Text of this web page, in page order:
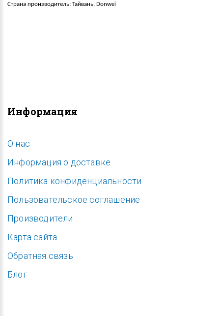
Страна производитель: Тайвань, Donwei
Информация
O нас
Информация о доставке
Политика конфиденциальности
Пользовательское соглашение
Производители
Карта сайта
Обратная связь
Блог